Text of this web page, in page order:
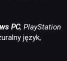
PC, PlayStation
język,